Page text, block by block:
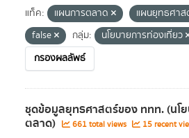
แท็ค: แผนการตลาด แผนยุทธศาส
false
กลุ่ม:
นโยบายการท่องเที่ยว
กรองผลลัพธ์
ชุดข้อมูลยุทธศาสตร์ของ ททท. (นโ
ตลาด) 661 total views 15 recent